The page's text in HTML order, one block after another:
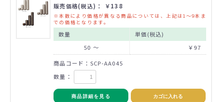
販売価格(税込)： ￥138
※本数により価格が異なる商品については、上記は1～9本ま
での価格となります。
数量
単価(税込)
50 ～
￥97
商品コード：SCP-AA045
数量：
商品詳細を見る カゴに入れる